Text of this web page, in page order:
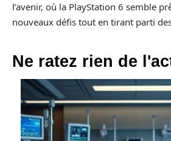
l’avenir, où la PlayStation 6 semble
nouveaux défis tout en tirant parti
Ne ratez rien de